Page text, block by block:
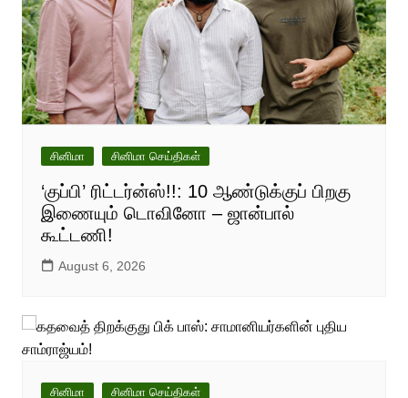
சினிமா சினிமா செய்திகள்
‘குப்பி’ ரிட்டர்ன்ஸ்!!: 10 ஆண்டுக்குப் பிறகு
இணையும் டொவினோ – ஜான்பால்
கூட்டணி!
August 6, 2026
சினிமா சினிமா செய்திகள்